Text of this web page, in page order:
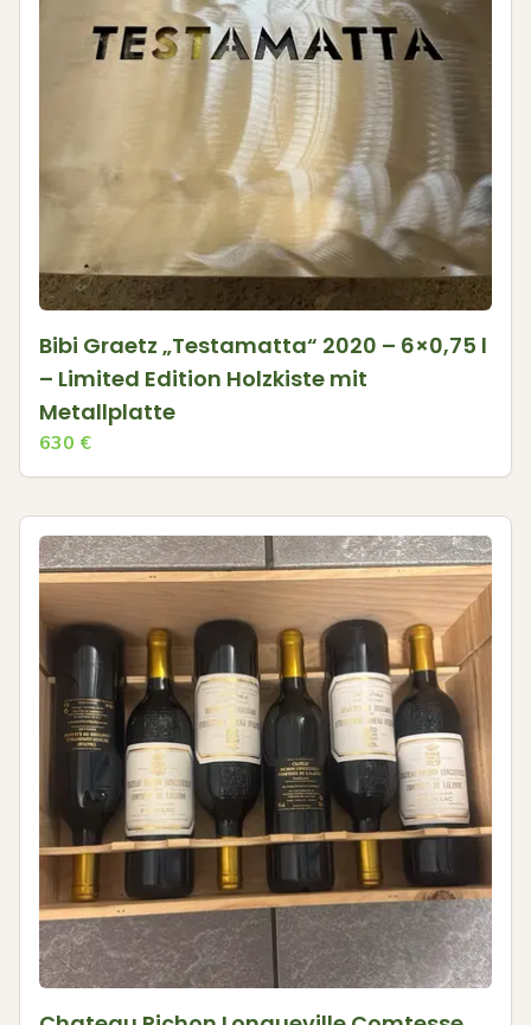
Bibi Graetz „Testamatta“ 2020 – 6×0,75 l
– Limited Edition Holzkiste mit
Metallplatte
630 €